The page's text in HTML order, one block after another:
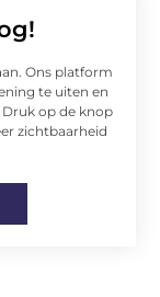
Ons platform
te uiten en
op de knop
zichtbaarheid